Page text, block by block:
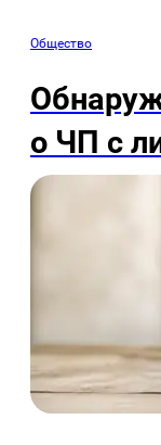
Общество
о ЧП с